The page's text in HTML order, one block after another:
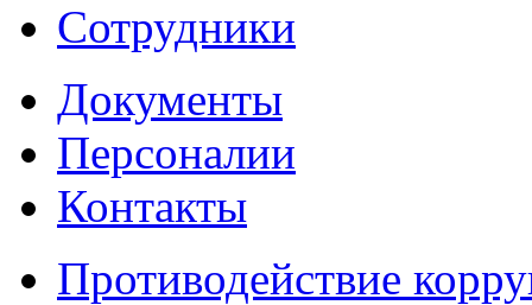
Сотрудники
Документы
Персоналии
Контакты
Противодействие